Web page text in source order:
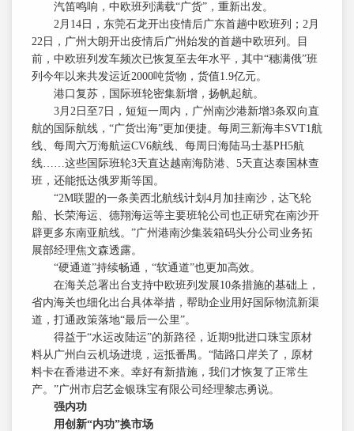
汽笛鸣响，中欧班列满载“广货”，重新出发。
2月14日，东莞石龙开出疫情后广东首趟中欧班列；2月
22日，广州大朗开出疫情后广州始发的首趟中欧班列。目
前，中欧班列发车频次已恢复至去年水平，其中“穗满俄”班
列今年以来共发运近2000吨货物，货值1.9亿元。
港口复苏，国际班轮密集新增，扬帆起航。
3月2日至7日，短短一周内，广州南沙港新增3条双向直
航的国际航线，“广货出海”更加便捷。每周三新海丰SVT1航
线、每周六万海航运CV6航线、每周日海陆马士基PH5航
线……这些国际班轮3天直达越南海防港、5天直达泰国林查
班，还能抵达俄罗斯等国。
“2M联盟的一条美西北航线计划4月加挂南沙，达飞轮
船、长荣海运、德翔海运等主要班轮公司也正研究在南沙开
辟更多东南亚航线。”广州港南沙集装箱码头分公司业务拓
展部经理焦文森透露。
“硬通道”持续畅通，“软通道”也更加高效。
在海关总署出台支持中欧班列发展10条措施的基础上，
省内海关也细化出台具体举措，帮助企业用好国际物流新渠
道，打通政策落地“最后一公里”。
得益于“水运改陆运”的新路径，近期9批进口珠宝原材
料从广州白云机场进境，运抵番禺。“陆路口岸关了，原材
料卡在香港进不来。幸好有新措施，我们才恢复了正常生
产。”广州市启艺金银珠宝有限公司经理黎志勇说。
强内功
用创新“内功”换市场